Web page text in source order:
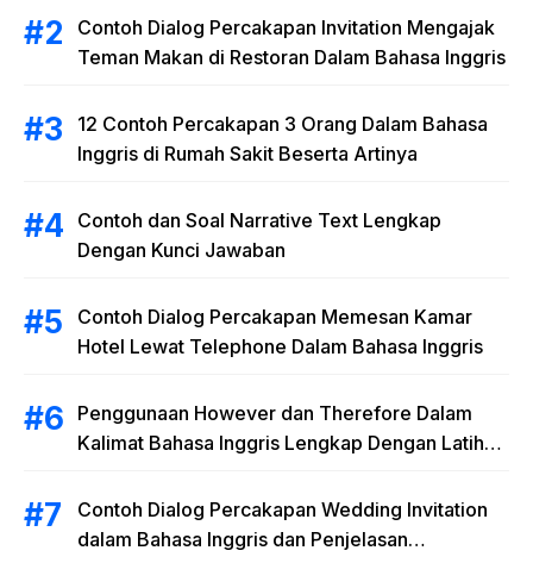
Contoh Dialog Percakapan Invitation Mengajak
Teman Makan di Restoran Dalam Bahasa Inggris
12 Contoh Percakapan 3 Orang Dalam Bahasa
Inggris di Rumah Sakit Beserta Artinya
Contoh dan Soal Narrative Text Lengkap
Dengan Kunci Jawaban
Contoh Dialog Percakapan Memesan Kamar
Hotel Lewat Telephone Dalam Bahasa Inggris
Penggunaan However dan Therefore Dalam
Kalimat Bahasa Inggris Lengkap Dengan Latihan
Contoh Dialog Percakapan Wedding Invitation
dalam Bahasa Inggris dan Penjelasan